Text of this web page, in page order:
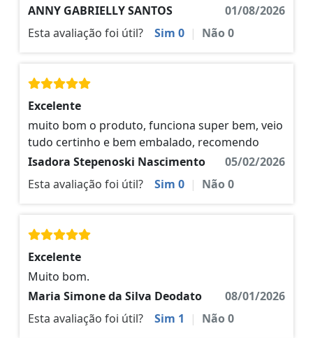
ANNY GABRIELLY SANTOS
01/08/2026
Esta avaliação foi útil?
Sim 0 | Não0
Excelente
muito bom o produto, funciona super bem, veio
tudo certinho e bem embalado, recomendo
Isadora Stepenoski Nascimento
05/02/2026
Esta avaliação foi útil?
Sim 0 | Não0
Excelente
Muito bom.
Maria Simone da Silva Deodato
08/01/2026
Esta avaliação foi útil?
Sim 1 | Não0